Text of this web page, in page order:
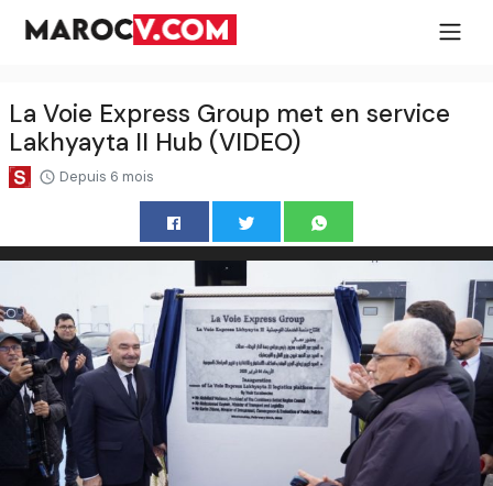
La Voie Express Group met en service
Lakhyayta II Hub (VIDEO)
Depuis 6 mois